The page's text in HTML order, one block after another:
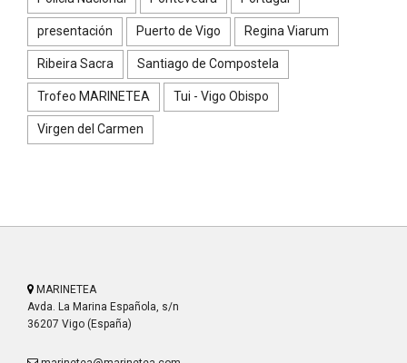
presentación Puerto de Vigo Regina Viarum
Ribeira Sacra Santiago de Compostela
Trofeo MARINETEA Tui - Vigo Obispo
Virgen del Carmen
MARINETEA
Avda. La Marina Española, s/n
36207 Vigo (España)